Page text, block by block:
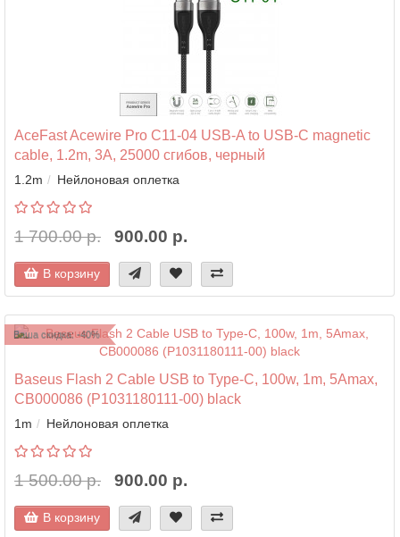
AceFast Acewire Pro C11-04 USB-A to USB-C magnetic
cable, 1.2m, 3A, 25000 сгибов, черный
1.2m Нейлоновая оплетка
1 700.00 р. 900.00 р.
В корзину
Ваша скидка: -40%
Baseus Flash 2 Cable USB to Type-C, 100w, 1m, 5Amax,
CB000086 (P1031180111-00) black
1m Нейлоновая оплетка
1 500.00 р. 900.00 р.
В корзину